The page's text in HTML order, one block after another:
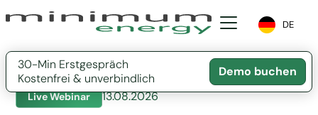
DE
30-Min Erstgespräch
Kostenfrei & unverbindlich
Demo buchen
Live Webinar 13.08.2026